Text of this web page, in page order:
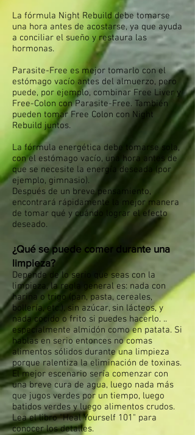
La fórmula Night Rebuild debe tomarse
una hora antes de acostarse, ya que ayuda
a conciliar el sueño y restaura las
hormonas.
Parasite-Free es mejor tomarlo con el
estómago vacío antes del almuerzo, pero
puede, por ejemplo, combinar Free Liver y
Free-Colon con Parasite-Free. También
pueden tomar Free Colon con Night
Rebuild juntos.
La fórmula energética debe tomarse sola,
con el estómago vacío, una hora antes de
que se necesite la energía deseada (por
ejemplo, gimnasio).
Después de un breve pensamiento,
encontrará rápidamente la mejor manera
de tomar qué y cuándo lograr el efecto
deseado.
¿Qué se puede comer durante una
limpieza?
Depende de lo serio que seas con la
limpieza, la regla general es: nada con
harina o trigo (pan, pasta, cereales,
bollería, etc.), sin azúcar, sin lácteos, y
nada cocido o frito si puedes hacerlo. ..
especialmente almidón como en patata. Si
hablas en serio entonces no comas
alimentos sólidos durante una limpieza
porque ralentiza la eliminación de toxinas.
El mejor escenario sería comenzar con
una breve cura de agua, luego nada más
que jugos verdes por un tiempo, luego
batidos verdes y luego alimentos crudos.
Lea el libro "Heal Yourself 101" para
conocer los detalles.